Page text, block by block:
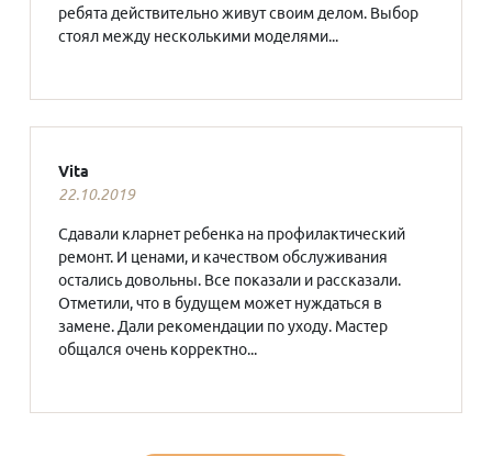
ребята действительно живут своим делом. Выбор
стоял между несколькими моделями...
Vita
22.10.2019
Сдавали кларнет ребенка на профилактический
ремонт. И ценами, и качеством обслуживания
остались довольны. Все показали и рассказали.
Отметили, что в будущем может нуждаться в
замене. Дали рекомендации по уходу. Мастер
общался очень корректно...